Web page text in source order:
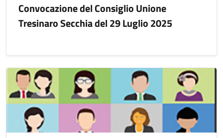
Convocazione del Consiglio Unione
Tresinaro Secchia del 29 Luglio 2025